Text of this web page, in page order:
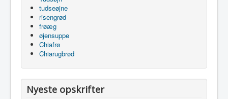
tudseøjne
risengrød
frøæg
øjensuppe
Chiafrø
Chiarugbrød
Nyeste opskrifter